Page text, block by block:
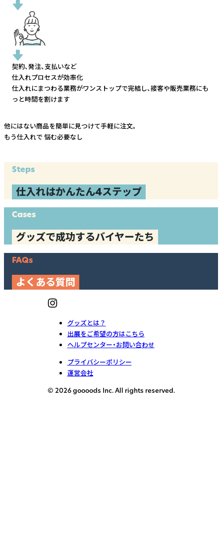
契約、発注、支払いなど
仕入れプロセスが効率化
仕入れにまつわる業務がワンストップで完結し、接客や販売業務にも
っと時間を割けます
他にはない商品を簡単に見つけて手軽に注文。
もう仕入れで 悩む必要なし
Steps
仕入れはかんたん4ステップ
Cases
グッズで成功するバイヤーたち
FAQs
よくある質問
グッズとは？
出展をご希望の方はこちら
ヘルプセンター・お問い合わせ
プライバシーポリシー
運営会社
© 2026 goooods Inc. All rights reserved.